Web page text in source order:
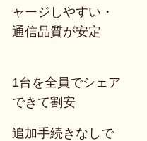
ャージしやすい・
通信品質が安定
1台を全員でシェア
できて割安
追加手続きなしで